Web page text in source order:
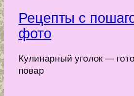
Рецепты с
фото
Кулинарный уголок —
повар